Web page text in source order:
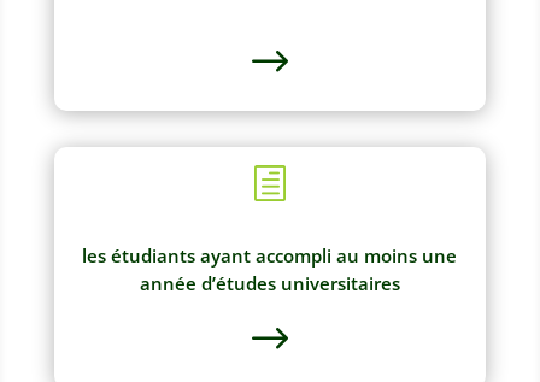
$
h
les étudiants ayant accompli au moins une
année d’études universitaires
$